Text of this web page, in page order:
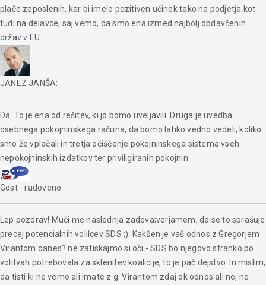
plače zaposlenih, kar bi imelo pozitiven učinek tako na podjetja kot
tudi na delavce, saj vemo, da smo ena izmed najbolj obdavčenih
držav v EU.
JANEZ JANŠA:
Da. To je ena od rešitev, ki jo bomo uveljavili. Druga je uvedba
osebnega pokojninskega računa, da bomo lahko vedno vedeli, koliko
smo že vplačali in tretja očiščenje pokojninskega sistema vseh
nepokojninskih izdatkov ter priviligiranih pokojnin.
Gost - radoveno:
Lep pozdrav! Muči me naslednja zadeva;verjamem, da se to sprašuje
precej potencialnih volilcev SDS ;). Kakšen je vaš odnos z Gregorjem
Virantom danes? ne zatiskajmo si oči - SDS bo njegovo stranko po
volitvah potrebovala za sklenitev koalicije, to je pač dejstvo. In mislim,
da tisti ki ne vemo ali imate z g. Virantom zdaj ok odnos ali ne, ne